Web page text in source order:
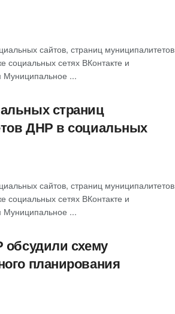
сайтов, страниц муниципалитетов
социальных сетях ВКонтакте и
...
страниц
ДНР в социальных
сайтов, страниц муниципалитетов
социальных сетях ВКонтакте и
...
схему
планирования